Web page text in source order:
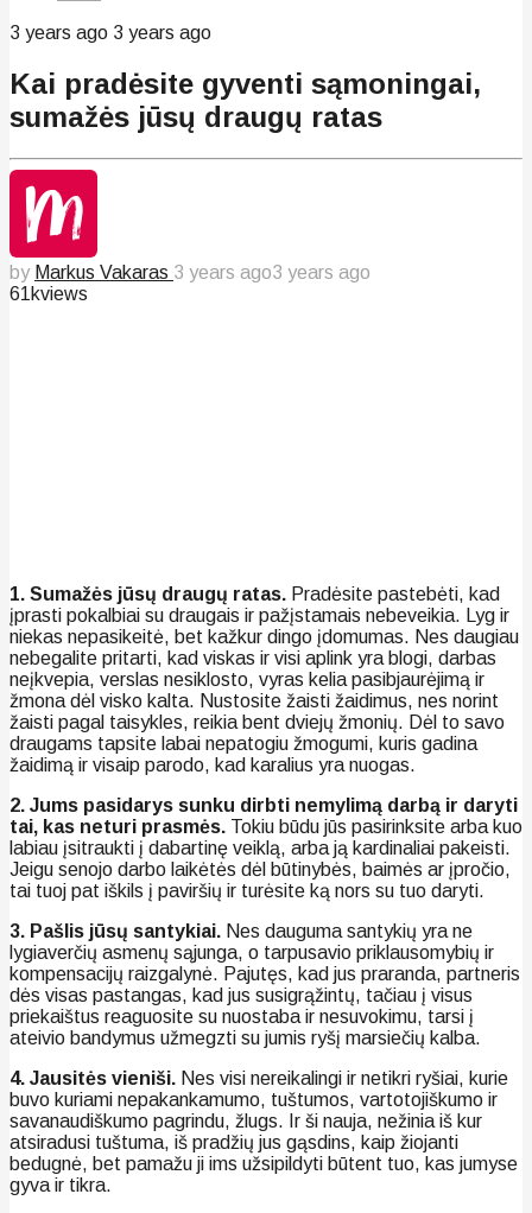
3 years ago 3 years ago
Kai pradėsite gyventi sąmoningai,
sumažės jūsų draugų ratas
by Markus Vakaras 3 years ago3 years ago
61kviews
1. Sumažės jūsų draugų ratas. Pradėsite pastebėti, kad
įprasti pokalbiai su draugais ir pažįstamais nebeveikia. Lyg ir
niekas nepasikeitė, bet kažkur dingo įdomumas. Nes daugiau
nebegalite pritarti, kad viskas ir visi aplink yra blogi, darbas
neįkvepia, verslas nesiklosto, vyras kelia pasibjaurėjimą ir
žmona dėl visko kalta. Nustosite žaisti žaidimus, nes norint
žaisti pagal taisykles, reikia bent dviejų žmonių. Dėl to savo
draugams tapsite labai nepatogiu žmogumi, kuris gadina
žaidimą ir visaip parodo, kad karalius yra nuogas.
2. Jums pasidarys sunku dirbti nemylimą darbą ir daryti
tai, kas neturi prasmės. Tokiu būdu jūs pasirinksite arba kuo
labiau įsitraukti į dabartinę veiklą, arba ją kardinaliai pakeisti.
Jeigu senojo darbo laikėtės dėl būtinybės, baimės ar įpročio,
tai tuoj pat iškils į paviršių ir turėsite ką nors su tuo daryti.
3. Pašlis jūsų santykiai. Nes dauguma santykių yra ne
lygiaverčių asmenų sąjunga, o tarpusavio priklausomybių ir
kompensacijų raizgalynė. Pajutęs, kad jus praranda, partneris
dės visas pastangas, kad jus susigrąžintų, tačiau į visus
priekaištus reaguosite su nuostaba ir nesuvokimu, tarsi į
ateivio bandymus užmegzti su jumis ryšį marsiečių kalba.
4. Jausitės vieniši. Nes visi nereikalingi ir netikri ryšiai, kurie
buvo kuriami nepakankamumo, tuštumos, vartotojiškumo ir
savanaudiškumo pagrindu, žlugs. Ir ši nauja, nežinia iš kur
atsiradusi tuštuma, iš pradžių jus gąsdins, kaip žiojanti
bedugnė, bet pamažu ji ims užsipildyti būtent tuo, kas jumyse
gyva ir tikra.